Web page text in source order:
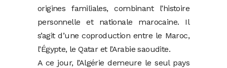
origines familiales, combinant l’histoire
personnelle et nationale marocaine. Il
s’agit d’une coproduction entre le Maroc,
l’Égypte, le Qatar et l’Arabie saoudite.
A ce jour, l’Algérie demeure le seul pays